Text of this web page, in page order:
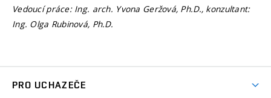
Vedoucí práce: Ing. arch. Yvona Geržová, Ph.D., konzultant:
Ing. Olga Rubinová, Ph.D.
PRO UCHAZEČE